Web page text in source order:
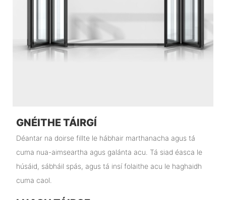
GNÉITHE TÁIRGÍ
Déantar na doirse fillte le hábhair marthanacha agus tá
cuma nua-aimseartha agus galánta acu. Tá siad éasca le
húsáid, sábháil spás, agus tá insí folaithe acu le haghaidh
cuma caol.